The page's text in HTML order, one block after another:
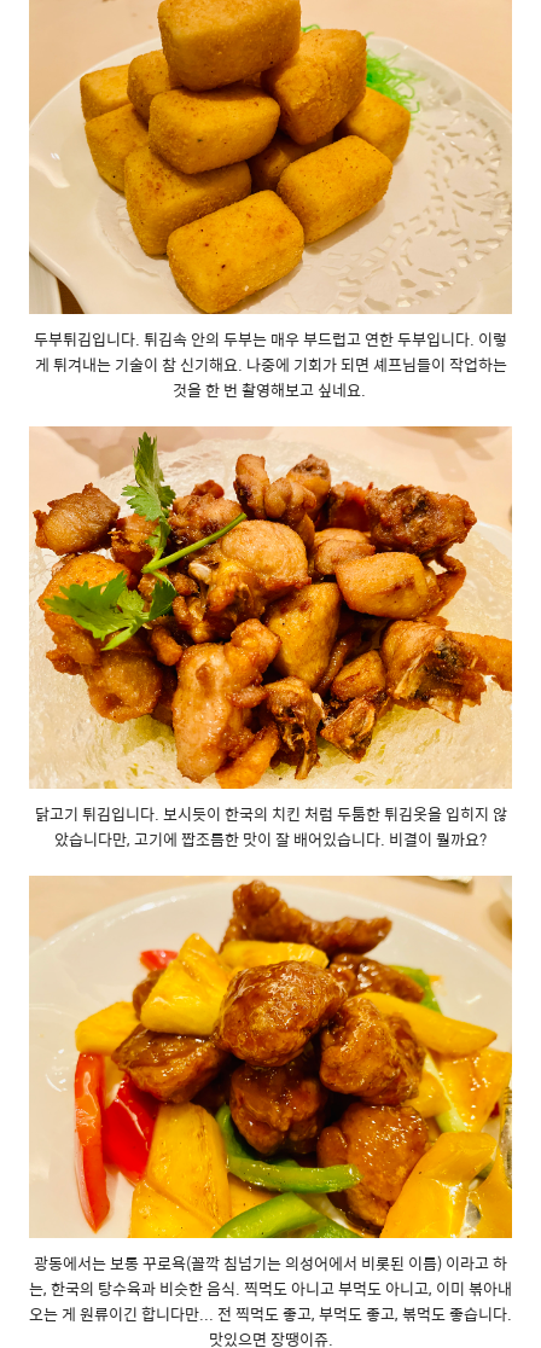
두부튀김입니다. 튀김속 안의 두부는 매우 부드럽고 연한 두부입니다. 이렇
게 튀겨내는 기술이 참 신기해요. 나중에 기회가 되면 셰프님들이 작업하는
것을 한 번 촬영해보고 싶네요.
닭고기 튀김입니다. 보시듯이 한국의 치킨 처럼 두툼한 튀김옷을 입히지 않
았습니다만, 고기에 짭조름한 맛이 잘 배어있습니다. 비결이 뭘까요?
광동에서는 보통 꾸로욕(꼴깍 침넘기는 의성어에서 비롯된 이름) 이라고 하
는, 한국의 탕수육과 비슷한 음식. 찍먹도 아니고 부먹도 아니고, 이미 볶아내
오는 게 원류이긴 합니다만... 전 찍먹도 좋고, 부먹도 좋고, 볶먹도 좋습니다.
맛있으면 장땡이쥬.